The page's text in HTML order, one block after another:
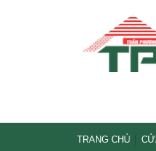
TRANG CHỦ